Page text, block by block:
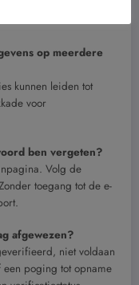
voor naleving van
op meerdere
kunnen leiden tot
voor
ben vergeten?
Volg de
toegang tot de e-
afgewezen?
niet voldaan
een poging tot opname